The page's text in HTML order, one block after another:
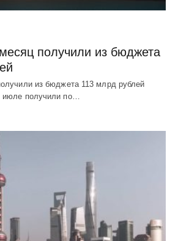
получили из бюджета
из бюджета 113 млрд рублей
июле получили по…